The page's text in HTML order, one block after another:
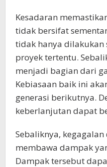
Kesadaran
tidak bersifat
tidak hanya dilakukan
proyek tertentu.
menjadi bagian dari
Kebiasaan baik ini
generasi berikutnya.
keberlanjutan dapat
Sebaliknya,
membawa dampak
Dampak tersebut